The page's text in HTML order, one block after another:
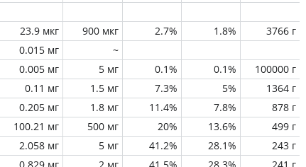
23.9 мкг 900 мкг 2.7% 1.8%
3766 г
0.015 мг
~
0.005 мг 5 мг 0.1% 0.1%
100000 г
0.11 мг 1.5 мг 7.3% 5%
1364 г
0.205 мг 1.8 мг 11.4% 7.8%
878 г
100.21 мг 500 мг 20% 13.6%
499 г
2.058 мг 5 мг 41.2% 28.1%
243 г